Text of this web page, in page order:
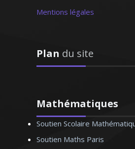
Monsieur O.
de
Ingénieur de
grande
Mentions légales
Plan du site
Mathématiques
Soutien Scolaire
Soutien Maths Paris